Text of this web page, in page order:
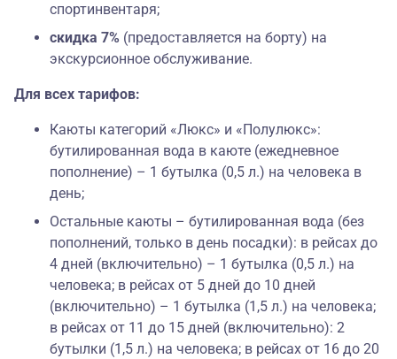
спортинвентаря;
скидка 7% (предоставляется на борту) на
экскурсионное обслуживание.
Для всех тарифов:
Каюты категорий «Люкс» и «Полулюкс»:
бутилированная вода в каюте (ежедневное
пополнение) – 1 бутылка (0,5 л.) на человека в
день;
Остальные каюты – бутилированная вода (без
пополнений, только в день посадки): в рейсах до
4 дней (включительно) – 1 бутылка (0,5 л.) на
человека; в рейсах от 5 дней до 10 дней
(включительно) – 1 бутылка (1,5 л.) на человека;
в рейсах от 11 до 15 дней (включительно): 2
бутылки (1,5 л.) на человека; в рейсах от 16 до 20